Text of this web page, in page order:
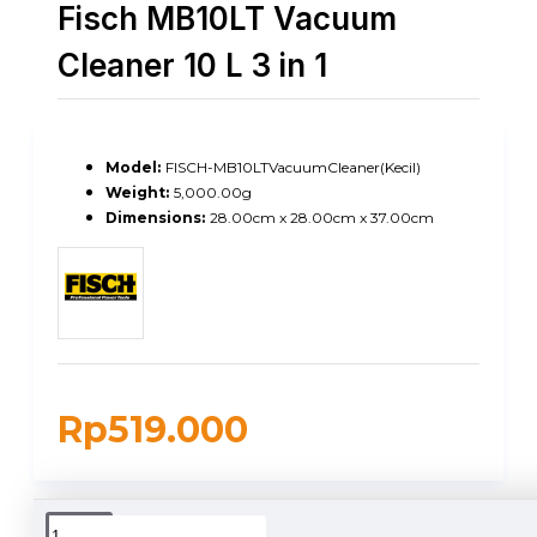
Fisch MB10LT Vacuum
Cleaner 10 L 3 in 1
Rp519.000
Model: FISCH-MB10LTVacuumCleaner(Kecil)
Weight: 5,000.00g
Dimensions: 28.00cm x 28.00cm x 37.00cm
DUKUNGAN PENGIRIMAN